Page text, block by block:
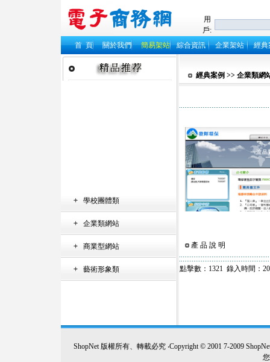
用
戶:
首 頁
關於我們 簡易架站 綜合資訊 企業架站 經典
學校團體類
企業類網站
商業型網站
藝術形象類
經典案例 >> 企業類網
產 品 說 明
點擊數：1321 錄入時間：
ShopNet 版權所有、轉載必究 ‧Copyright © 2001 7-2009